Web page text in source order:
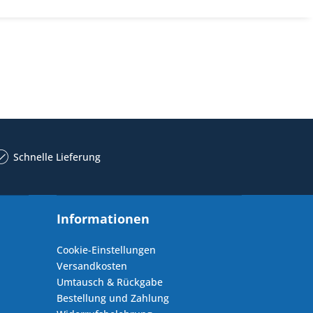
Schnelle Lieferung
Informationen
Cookie-Einstellungen
Versandkosten
Umtausch & Rückgabe
Bestellung und Zahlung